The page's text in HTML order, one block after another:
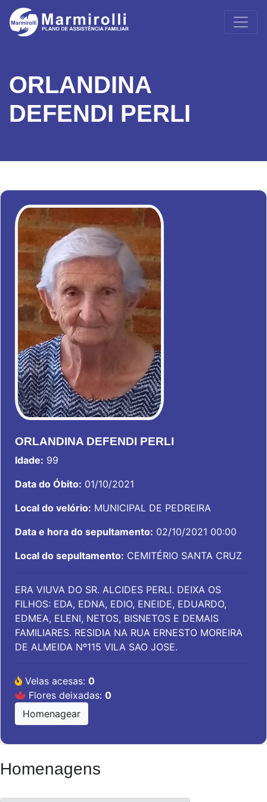
ORLANDINA
DEFENDI PERLI
ORLANDINA DEFENDI PERLI
Idade: 99
Data do Óbito: 01/10/2021
Local do velório: MUNICIPAL DE PEDREIRA
Data e hora do sepultamento: 02/10/2021 00:00
Local do sepultamento: CEMITÉRIO SANTA CRUZ
ERA VIUVA DO SR. ALCIDES PERLI. DEIXA OS
FILHOS: EDA, EDNA, EDIO, ENEIDE, EDUARDO,
EDMEA, ELENI, NETOS, BISNETOS E DEMAIS
FAMILIARES. RESIDIA NA RUA ERNESTO MOREIRA
DE ALMEIDA Nº115 VILA SAO JOSE.
Velas acesas: 0
Flores deixadas: 0
Homenagear
Homenagens